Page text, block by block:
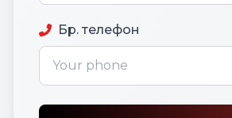
Бр. телефон